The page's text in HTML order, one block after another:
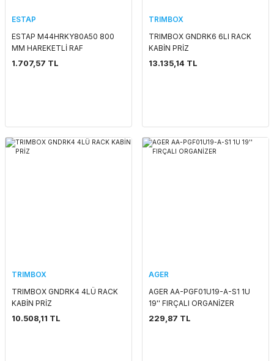
ESTAP
ESTAP M44HRKY80A50 800
MM HAREKETLİ RAF
1.707,57 TL
TRIMBOX
TRIMBOX GNDRK6 6LI RACK
KABİN PRİZ
13.135,14 TL
TRIMBOX
TRIMBOX GNDRK4 4LÜ RACK
KABİN PRİZ
10.508,11 TL
AGER
AGER AA-PGF01U19-A-S1 1U
19'' FIRÇALI ORGANİZER
229,87 TL